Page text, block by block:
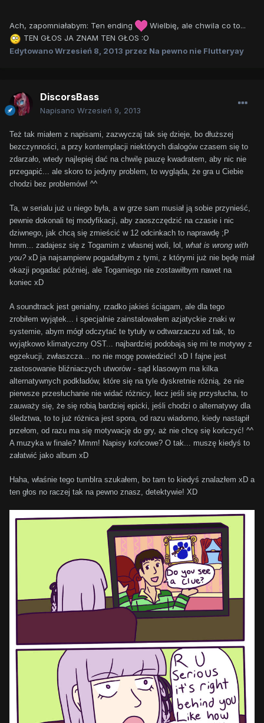
Ach, zapomniałabym: Ten ending
Wielbię, ale chwila co to...
TEN GŁOS JA ZNAM TEN GŁOS :O
EdytowanoWrzesień 8, 2013 przez Na pewno nie Flutteryay
DiscorsBass
Napisano Wrzesień 9, 2013
Też tak miałem z napisami, zazwyczaj tak się dzieje, bo dłuższej
bezczynności, a przy kontemplacji niektórych dialogów czasem się to
zdarzało, wtedy najlepiej dać na chwilę pauzę kwadratem, aby nic nie
przegapić... ale skoro to jedyny problem, to wygląda, że gra u Ciebie
chodzi bez problemów! ^^
Ta, w serialu już u niego była, a w grze sam musiał ją sobie przynieść,
pewnie dokonali tej modyfikacji, aby zaoszczędzić na czasie i nic
dziwnego, jak chcą się zmieścić w 12 odcinkach to naprawdę ;P
hmm... zadajesz się z Togamim z własnej woli, lol, what is wrong with
you? xD ja najsampierw pogadałbym z tymi, z którymi już nie będę miał
okazji pogadać później, ale Togamiego nie zostawiłbym nawet na
koniec xD
A soundtrack jest genialny, rzadko jakieś ściągam, ale dla tego
zrobiłem wyjątek... i specjalnie zainstalowałem azjatyckie znaki w
systemie, abym mógł odczytać te tytuły w odtwarzaczu xd tak, to
wyjątkowo klimatyczny OST... najbardziej podobają się mi te motywy z
egzekucji, zwłaszcza... no nie mogę powiedzieć! xD I fajne jest
zastosowanie bliźniaczych utworów - sąd klasowym ma kilka
alternatywnych podkładów, które się na tyle dyskretnie różnią, że nie
pierwsze przesłuchanie nie widać różnicy, lecz jeśli się przysłucha, to
zauważy się, że się robią bardziej epicki, jeśli chodzi o alternatywy dla
śledztwa, to to już różnica jest spora, od razu wiadomo, kiedy nastąpił
przełom, od razu ma się motywację do gry, aż nie chcę się kończyć! ^^
A muzyka w finale? Mmm! Napisy końcowe? O tak... muszę kiedyś to
załatwić jako album xD
Haha, właśnie tego tumblra szukałem, bo tam to kiedyś znalazłem xD a
ten głos no raczej tak na pewno znasz, detektywie! XD